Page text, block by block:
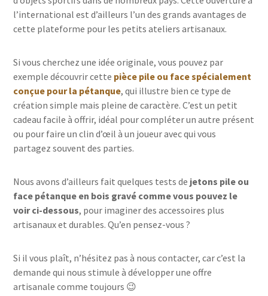
l’international est d’ailleurs l’un des grands avantages de
cette plateforme pour les petits ateliers artisanaux.
Si vous cherchez une idée originale, vous pouvez par
exemple découvrir cette pièce pile ou face spécialement
conçue pour la pétanque, qui illustre bien ce type de
création simple mais pleine de caractère. C’est un petit
cadeau facile à offrir, idéal pour compléter un autre présent
ou pour faire un clin d’œil à un joueur avec qui vous
partagez souvent des parties.
Nous avons d’ailleurs fait quelques tests de jetons pile ou
face pétanque en bois gravé comme vous pouvez le
voir ci-dessous, pour imaginer des accessoires plus
artisanaux et durables. Qu’en pensez-vous ?
Si il vous plaît, n’hésitez pas à nous contacter, car c’est la
demande qui nous stimule à développer une offre
artisanale comme toujours 😉